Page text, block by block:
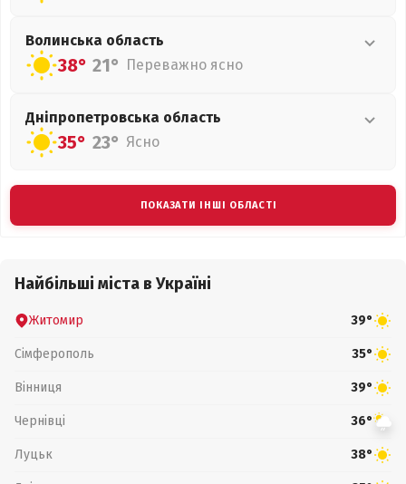
Волинська область
38° 21° Переважно ясно
Дніпропетровська область
35° 23° Ясно
ПОКАЗАТИ ІНШІ ОБЛАСТІ
Найбільші міста в Україні
Житомир 39°
Сімферополь 35°
Вінниця 39°
Чернівці 36°
Луцьк 38°